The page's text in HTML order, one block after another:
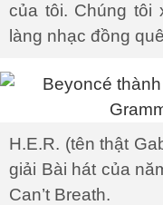
của tôi. Chúng tôi
làng nhạc đồng
H.E.R. (tên thật
giải Bài hát của
Can’t Breath.